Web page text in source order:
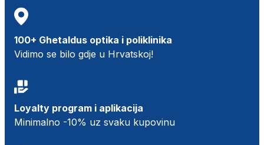
100+ Ghetaldus optika i poliklinika
Vidimo se bilo gdje u Hrvatskoj!
Loyalty program i aplikacija
Minimalno -10% uz svaku kupovinu